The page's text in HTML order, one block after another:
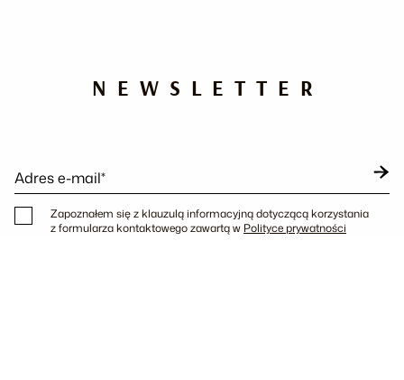
NEWSLETTER
Adres e-mail*
Zapoznałem się z klauzulą informacyjną dotyczącą korzystania
z formularza kontaktowego zawartą w Polityce prywatności